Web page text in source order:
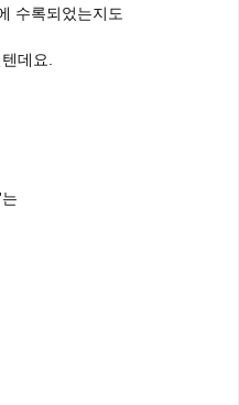
수록되었는지도
데요.